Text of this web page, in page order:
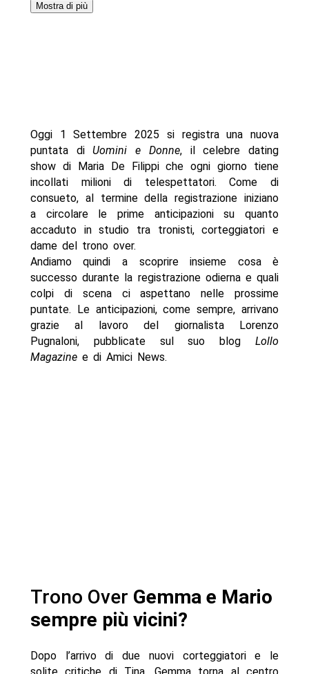
Mostra di più
Oggi 1 Settembre 2025 si registra una nuova
puntata diUomini e Donne, il celebre dating
show di Maria De Filippi che ogni giorno tiene
incollati milioni di telespettatori. Come di
consueto, al termine della registrazione iniziano
a circolare le prime anticipazioni su quanto
accaduto in studio tra tronisti, corteggiatori e
dame del trono over.
Andiamo quindi a scoprire insieme cosa è
successo durante la registrazione odierna e quali
colpi di scena ci aspettano nelle prossime
puntate. Le anticipazioni, come sempre, arrivano
grazie al lavoro del giornalista Lorenzo
Pugnaloni, pubblicate sul suo blogLollo
Magazinee di Amici News.
Trono Over Gemma e Mario
sempre più vicini?
Dopo l’arrivo di due nuovi corteggiatori e le
solite critiche di Tina, Gemma torna al centro